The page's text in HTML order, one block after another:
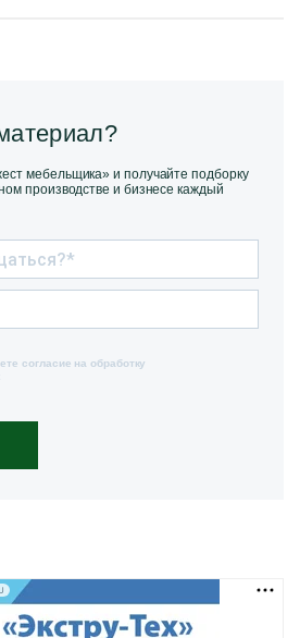
мебельщика» и получайте подборку
производстве и бизнесе каждый
согласие на обработку